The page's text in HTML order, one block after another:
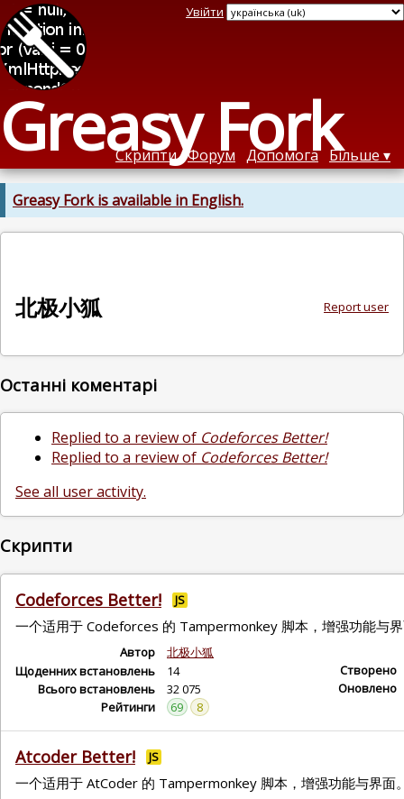
Greasy Fork
Увійти
Скрипти Форум Допомога Більше
Greasy Fork is available in English.
Report user
北极小狐
Останні коментарі
Replied to a review of Codeforces Better!
Replied to a review of Codeforces Better!
See all user activity.
Скрипти
Codeforces Better! JS
一个适用于 Codeforces 的 Tampermonkey 脚本，增强功能与
Автор
北极小狐
Щоденних встановлень
14
Всього встановлень
32 075
Рейтинги
69 8
Створено
Оновлено
Atcoder Better! JS
一个适用于 AtCoder 的 Tampermonkey 脚本，增强功能与界面